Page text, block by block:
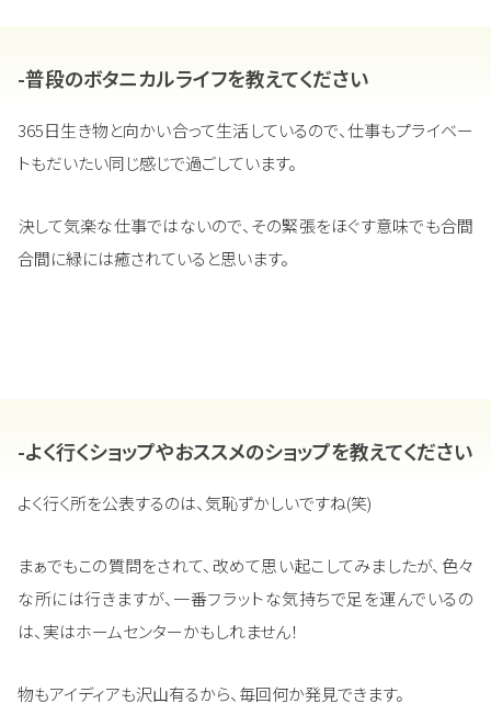
-普段のボタニカルライフを教えてください
365日生き物と向かい合って生活しているので、仕事もプライベー
トもだいたい同じ感じで過ごしています。
決して気楽な仕事ではないので、その緊張をほぐす意味でも合間
合間に緑には癒されていると思います。
-よく行くショップやおススメのショップを教えてください
よく行く所を公表するのは、気恥ずかしいですね(笑)
まぁでもこの質問をされて、改めて思い起こしてみましたが、色々
な所には行きますが、一番フラットな気持ちで足を運んでいるの
は、実はホームセンターかもしれません！
物もアイディアも沢山有るから、毎回何か発見できます。